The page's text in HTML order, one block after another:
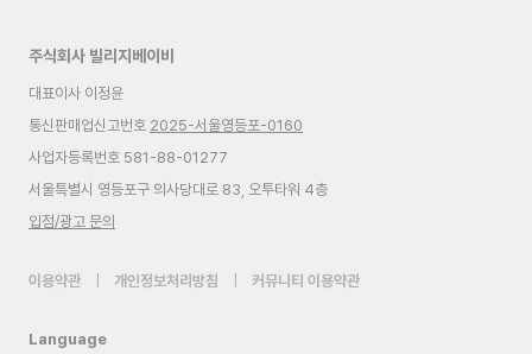
주식회사 빌리지베이비
대표이사 이정윤
통신판매업신고번호 2025-서울영등포-0160
사업자등록번호 581-88-01277
서울특별시 영등포구 의사당대로 83, 오투타워 4층
입점/광고 문의
이용약관 개인정보처리방침 커뮤니티 이용약관
Language